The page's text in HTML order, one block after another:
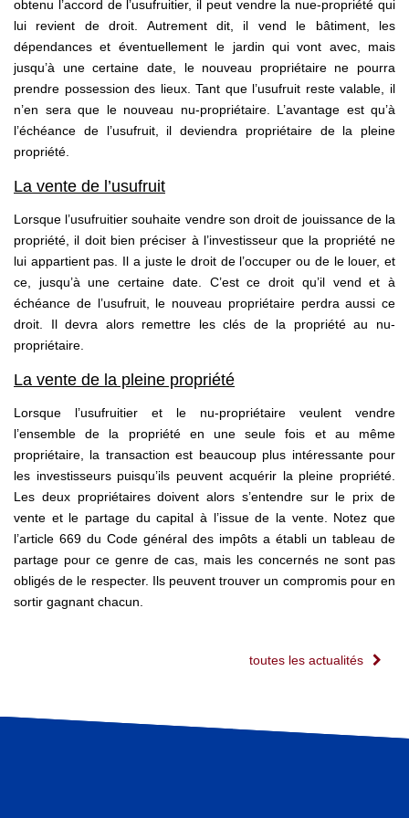
obtenu l’accord de l’usufruitier, il peut vendre la nue-propriété qui
lui revient de droit. Autrement dit, il vend le bâtiment, les
dépendances et éventuellement le jardin qui vont avec, mais
jusqu’à une certaine date, le nouveau propriétaire ne pourra
prendre possession des lieux. Tant que l’usufruit reste valable, il
n’en sera que le nouveau nu-propriétaire. L’avantage est qu’à
l’échéance de l’usufruit, il deviendra propriétaire de la pleine
propriété.
La vente de l’usufruit
Lorsque l’usufruitier souhaite vendre son droit de jouissance de la
propriété, il doit bien préciser à l’investisseur que la propriété ne
lui appartient pas. Il a juste le droit de l’occuper ou de le louer, et
ce, jusqu’à une certaine date. C’est ce droit qu’il vend et à
échéance de l’usufruit, le nouveau propriétaire perdra aussi ce
droit. Il devra alors remettre les clés de la propriété au nu-
propriétaire.
La vente de la pleine propriété
Lorsque l’usufruitier et le nu-propriétaire veulent vendre
l’ensemble de la propriété en une seule fois et au même
propriétaire, la transaction est beaucoup plus intéressante pour
les investisseurs puisqu’ils peuvent acquérir la pleine propriété.
Les deux propriétaires doivent alors s’entendre sur le prix de
vente et le partage du capital à l’issue de la vente. Notez que
l’article 669 du Code général des impôts a établi un tableau de
partage pour ce genre de cas, mais les concernés ne sont pas
obligés de le respecter. Ils peuvent trouver un compromis pour en
sortir gagnant chacun.
toutes les actualités